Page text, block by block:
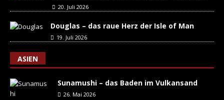
20. Juli 2026
Douglas – das raue Herz der Isle of Man
19. Juli 2026
ASIEN
Sunamushi – das Baden im Vulkansand
26. Mai 2026